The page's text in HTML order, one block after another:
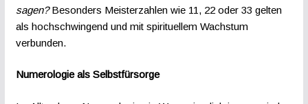
sagen?Besonders Meisterzahlen wie 11, 22 oder 33 gelten
als hochschwingend und mit spirituellem Wachstum
verbunden.
Numerologie als Selbstfürsorge